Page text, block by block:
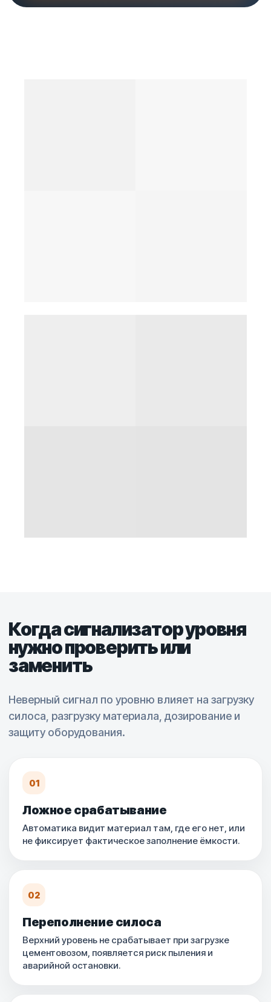
Когда сигнализатор уровня
нужно проверить или
заменить
Неверный сигнал по уровню влияет на загрузку
силоса, разгрузку материала, дозирование и
защиту оборудования.
01
Ложное срабатывание
Автоматика видит материал там, где его нет, или
не фиксирует фактическое заполнение ёмкости.
02
Переполнение силоса
Верхний уровень не срабатывает при загрузке
цементовозом, появляется риск пыления и
аварийной остановки.